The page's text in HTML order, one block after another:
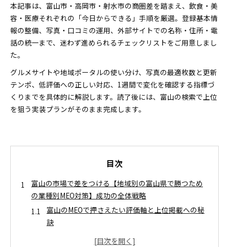
本記事は、富山市・高岡市・射水市の商圏差を踏まえ、飲食・美
容・医療それぞれの「今日からできる」手順を厳選。登録基本情
報の整備、写真・口コミの運用、外部サイトでの名称・住所・電
話の統一まで、迷わず進められるチェックリストをご用意しまし
た。
グルメサイトや地域ポータルの使い分け、写真の最適枚数と更新
テンポ、低評価への正しい対応、1週間で変化を確認する指標づ
くりまでを具体的に解説します。読了後には、富山の検索で上位
を狙う実装プランがそのまま完成します。
目次
富山の市場で差をつける【地域別の富山県で勝つため
の業種別MEO対策】成功の全体戦略
富山のMEOで押さえたい評価軸と上位掲載への秘
訣
【地域別の富山県で勝つための業種別MEO対策】